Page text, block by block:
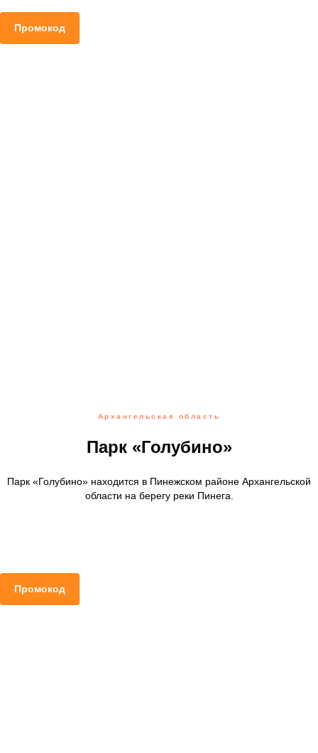
Промокод
Архангельская область
Парк «Голубино»
Парк «Голубино» находится в Пинежском районе Архангельской
области на берегу реки Пинега.
Промокод